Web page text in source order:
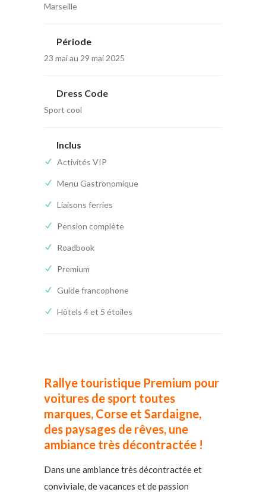
Marseille
Période
23 mai au 29 mai 2025
Dress Code
Sport cool
Inclus
Activités VIP
Menu Gastronomique
Liaisons ferries
Pension complète
Roadbook
Premium
Guide francophone
Hôtels 4 et 5 étoiles
Rallye touristique Premium pour
voitures de sport toutes
marques, Corse et Sardaigne,
des paysages de rêves, une
ambiance très décontractée !
Dans une ambiance très décontractée et
conviviale, de vacances et de passion